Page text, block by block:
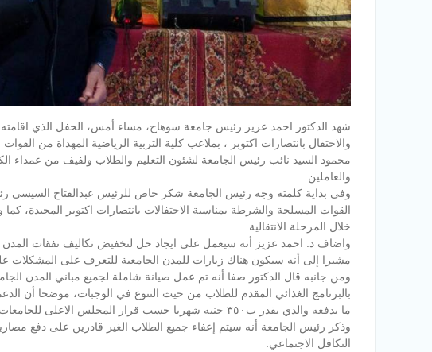
شهد الدكتور احمد عزيز رئيس جامعة سوهاج، مساء أمس، الحفل الذي اقامته
والاحتفال بانتصارات اكتوبر ، بملاعب كلية التربية الرياضية المهداة من
محمود السيد نائب رئيس الجامعة لشئون التعليم والطلاب ولفيف من عمداء
والعاملين
وفي بداية كلمته وجه رئيس الجامعة شكر خاص للرئيس عبدالفتاح السيسي
القوات المسلحة والشرطة بمناسبة الاحتفالات بانتصارات اكتوبر المجيدة،
خلال المرحلة الانتقالية.
واضاف د. احمد عزيز أنه سيعمل على ايجاد حل لتخفيض تكاليف نفقات
مشيرا إلى أنه سيكون هناك زيارات للمدن الجامعية للتعرف على المشكلات
ومن جانبه قال الدكتور صفا أنه تم عمل صيانة شاملة لجميع مباني المدن
ما يدفعه والذي يقدر ب٣٥٠ جنيه شهريا حسب قرار المجلس الاعلى للجامعات .
وذكر رئيس الجامعة أنه سيتم إعفاء جميع الطلاب الغير قادرين على دفع
التكافل الاجتماعي.